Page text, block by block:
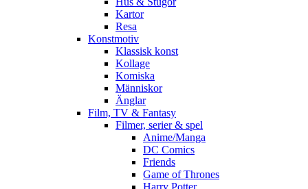
Kartor
Resa
Konstmotiv
Klassisk konst
Kollage
Komiska
Människor
Änglar
Film, TV & Fantasy
Filmer, serier & spel
Anime/Manga
DC Comics
Friends
Game of Thrones